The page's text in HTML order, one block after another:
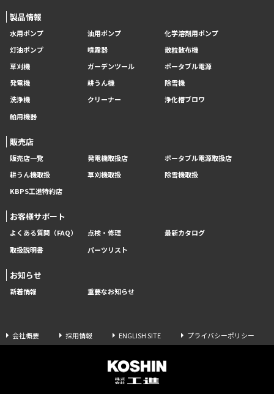
製品情報
水用ポンプ 油用ポンプ
化学溶剤用ポンプ
灯油ポンプ
噴霧器
散粒散布機
草刈機
ガーデンツール
ポータブル電源
発電機
耕うん機
除雪機
洗浄機
クリーナー
浄化槽ブロワ
舶用機器
販売店
販売店一覧 発電機取扱店
ポータブル電源取扱店
耕うん機取扱
草刈機取扱
除雪機取扱
KBPS工進特約店
お客様サポート
よくある質問（FAQ） 点検・修理
最新カタログ
取扱説明書
パーツリスト
お知らせ
新着情報 重要なお知らせ
会社概要 採用情報 ENGLISH SITE プライバシーポリシー